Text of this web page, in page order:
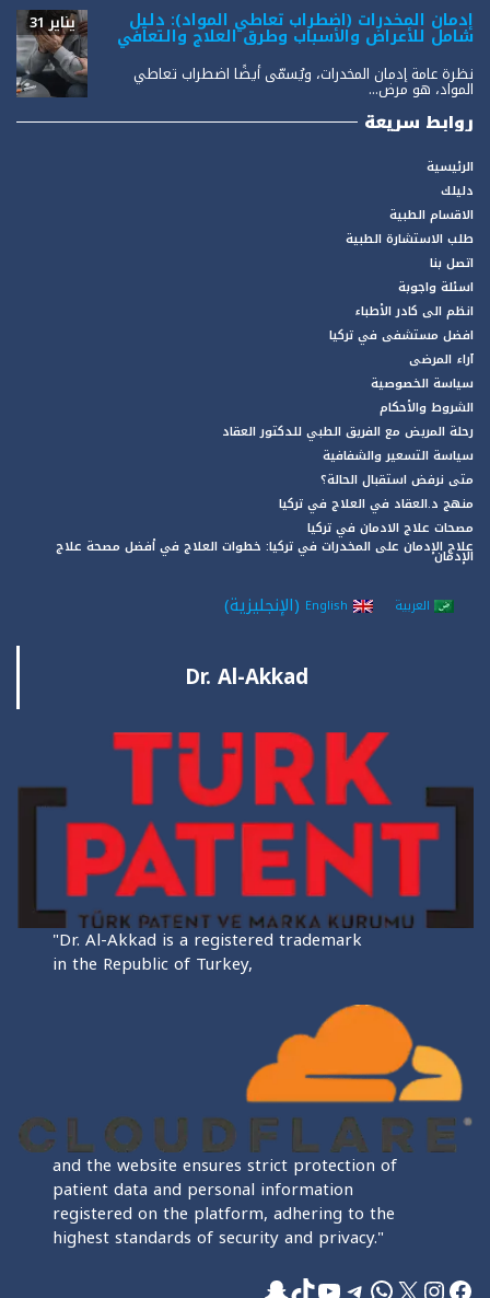
إدمان المخدرات (اضطراب تعاطي المواد): دليل
شامل للأعراض والأسباب وطرق العلاج والتعافي
يناير 31
نظرة عامة إدمان المخدرات، ويُسمّى أيضًا اضطراب تعاطي
المواد، هو مرض...
روابط سريعة
الرئيسية
دليلك
الاقسام الطبية
طلب الاستشارة الطبية
اتصل بنا
اسئلة واجوبة
انظم الى كادر الأطباء
افضل مستشفى في تركيا
آراء المرضى
سياسة الخصوصية
الشروط والأحكام
رحلة المريض مع الفريق الطبي للدكتور العقاد
سياسة التسعير والشفافية
متى نرفض استقبال الحالة؟
منهج د.العقاد في العلاج في تركيا
مصحات علاج الادمان في تركيا
علاج الإدمان على المخدرات في تركيا: خطوات العلاج في أفضل مصحة علاج
الإدمان
العربية English
(الإنجليزية)
Dr. Al-Akkad
"Dr. Al-Akkad is a registered trademark
in the Republic of Turkey,
and the website ensures strict protection of
patient data and personal information
registered on the platform, adhering to the
highest standards of security and privacy."